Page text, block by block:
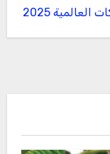
2025